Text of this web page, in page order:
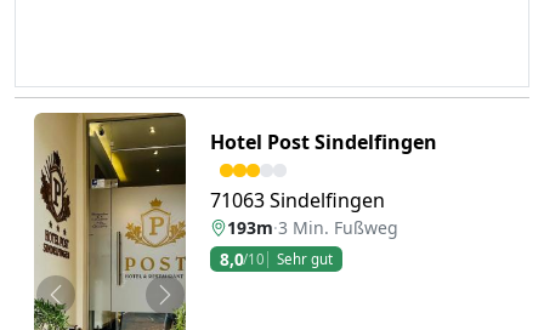
Zurück Weiter
Hotel Post Sindelfingen
71063 Sindelfingen
193m·3 Min. Fußweg
8,0/10 Sehr gut